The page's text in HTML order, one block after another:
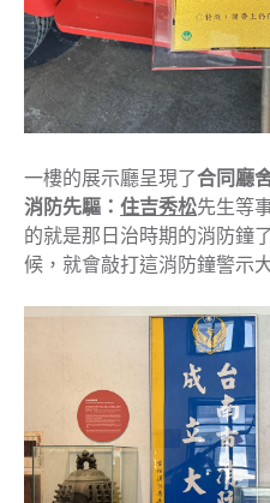
一樓的展示廳呈現了合同廳
消防先驅： 住吉秀松先生等
的就是那日治時期的消防鐘
候，就會敲打這消防鐘警示